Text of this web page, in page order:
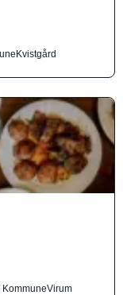
Kvistgård
Virum